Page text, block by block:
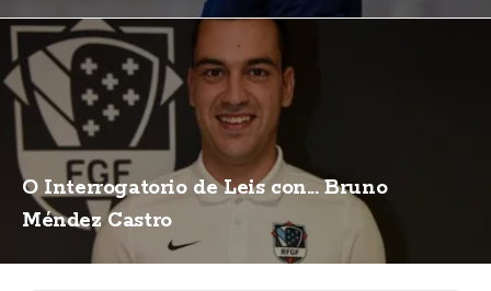
O Interrogatorio de Leis con... Bruno
Méndez Castro